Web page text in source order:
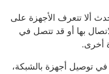
ألا تتعرف الأجهزة على
بها أو قد تتصل في
أخرى.
توصيل أجهزة بالشبكة،